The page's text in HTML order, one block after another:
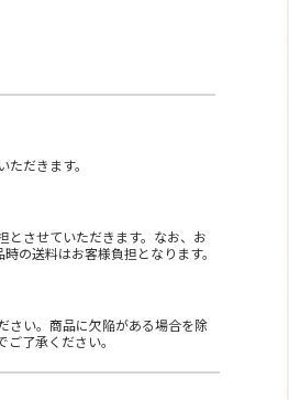
だきます。
とさせていただきます。なお、お
の送料はお客様負担となります。
さい。商品に欠陥がある場合を除
了承ください。